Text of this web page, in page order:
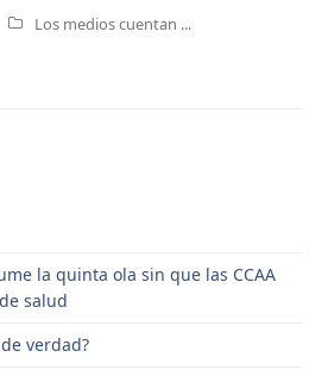
Los medios cuentan ...
la quinta ola sin que las CCAA
salud
verdad?